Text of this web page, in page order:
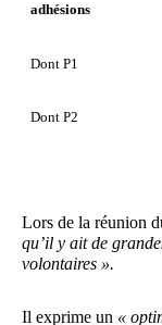
adhésions
Dont P1
Dont P2
Lors de la réunion
qu’il y ait de
volontaires ».
Il exprime un «